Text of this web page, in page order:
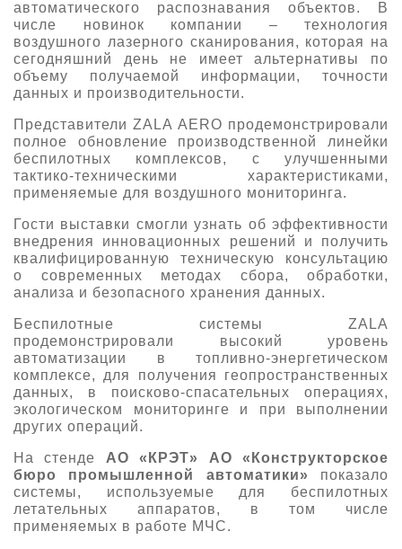
автоматического распознавания объектов. В
числе новинок компании – технология
воздушного лазерного сканирования, которая на
сегодняшний день не имеет альтернативы по
объему получаемой информации, точности
данных и производительности.
Представители ZALA AERO продемонстрировали
полное обновление производственной линейки
беспилотных комплексов, с улучшенными
тактико-техническими характеристиками,
применяемые для воздушного мониторинга.
Гости выставки смогли узнать об эффективности
внедрения инновационных решений и получить
квалифицированную техническую консультацию
о современных методах сбора, обработки,
анализа и безопасного хранения данных.
Беспилотные системы ZALA
продемонстрировали высокий уровень
автоматизации в топливно-энергетическом
комплексе, для получения геопространственных
данных, в поисково-спасательных операциях,
экологическом мониторинге и при выполнении
других операций.
На стенде АО «КРЭТ» АО
«Конструкторское
бюро промышленной автоматики» показало
системы, используемые для беспилотных
летательных аппаратов, в том числе
применяемых в работе МЧС.